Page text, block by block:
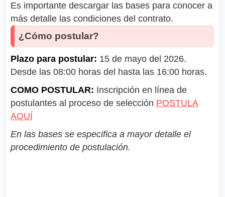
Es importante descargar las bases para conocer a
más detalle las condiciones del contrato.
¿Cómo postular?
Plazo para postular: 15 de mayo del 2026.
Desde las 08:00 horas del hasta las 16:00 horas.
COMO POSTULAR: Inscripción en línea de
postulantes al proceso de selección POSTULA
AQUÍ
En las bases se especifica a mayor detalle el
procedimiento de postulación.